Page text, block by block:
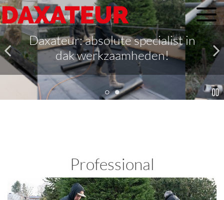
Daxateur: absolute specialist in
dak werkzaamheden!
Professional